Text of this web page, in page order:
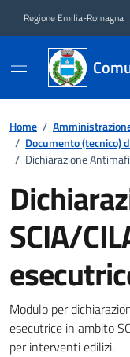
Regione Emilia-Romagna
Home /
/ Documento (tecnico)
/ Dichiarazione
SCIA/
Dettagli del
Modulo per
esecutrice in ambito
per interventi edilizi.